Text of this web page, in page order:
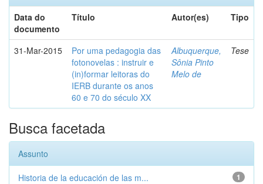
Data do
documento
Título Autor(es) Tipo
31-Mar-2015
Por uma pedagogia das
fotonovelas : instruir e
(in)formar leitoras do
IERB durante os anos
60 e 70 do século XX
Albuquerque,
Sônia Pinto
Melo de
Tese
Busca facetada
Assunto
1
Historia de la educación de las m...